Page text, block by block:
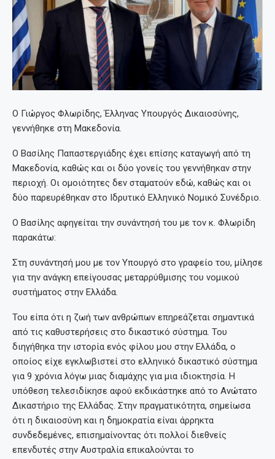
Ο Γιώργος Φλωρίδης, Έλληνας Υπουργός Δικαιοσύνης,
γεννήθηκε στη Μακεδονία.
Ο Βασίλης Παπαστεργιάδης έχει επίσης καταγωγή από τη
Μακεδονία, καθώς και οι δύο γονείς του γεννήθηκαν στην
περιοχή. Οι ομοιότητες δεν σταματούν εδώ, καθώς και οι
δύο παρευρέθηκαν στο Ιδρυτικό Ελληνικό Νομικό Συνέδριο.
Ο Βασίλης αφηγείται την συνάντησή του με τον κ. Φλωρίδη
παρακάτω:
Στη συνάντησή μου με τον Υπουργό στο γραφείο του, μίλησε
για την ανάγκη επείγουσας μεταρρύθμισης του νομικού
συστήματος στην Ελλάδα.
Του είπα ότι η ζωή των ανθρώπων επηρεάζεται σημαντικά
από τις καθυστερήσεις στο δικαστικό σύστημα. Του
διηγήθηκα την ιστορία ενός φίλου μου στην Ελλάδα, ο
οποίος είχε εγκλωβιστεί στο ελληνικό δικαστικό σύστημα
για 9 χρόνια λόγω μιας διαμάχης για μια ιδιοκτησία. Η
υπόθεση τελεσιδίκησε αφού εκδικάστηκε από το Ανώτατο
Δικαστήριο της Ελλάδας. Στην πραγματικότητα, σημείωσα
ότι η δικαιοσύνη και η δημοκρατία είναι άρρηκτα
συνδεδεμένες, επισημαίνοντας ότι πολλοί διεθνείς
επενδυτές στην Αυστραλία επικαλούνται το